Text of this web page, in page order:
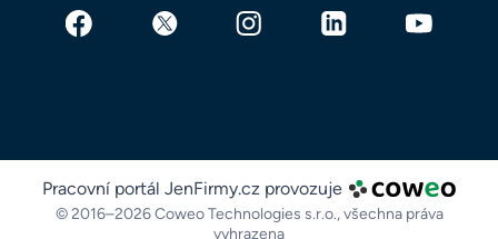
Pracovní portál JenFirmy.cz provozuje
© 2016–2026 Coweo Technologies s.r.o.,všechna práva
vyhrazena